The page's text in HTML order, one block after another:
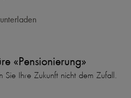
«Pensionierung»
Sie Ihre Zukunft nicht dem Zufall.